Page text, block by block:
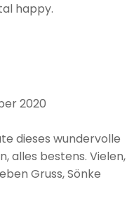
happy.
2020
dieses wundervolle
alles bestens. Vielen,
Gruss, Sönke